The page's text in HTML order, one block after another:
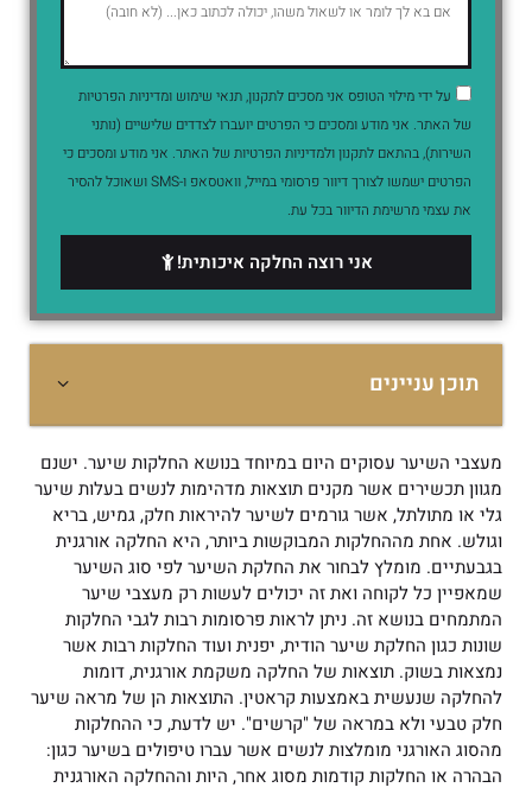
על ידי מילוי הטופס אני מסכים לתקנון, תנאי שימוש ומדיניות הפרטיות
של האתר. אני מודע ומסכים כי הפרטים יועברו לצדדים שלישיים (נותני
השירות), בהתאם לתקנון ולמדיניות הפרטיות של האתר. אני מודע ומסכים כי
הפרטים ישמשו לצורך דיוור פרסומי במייל, וואטסאפ ו-SMS ושאוכל להסיר
את עצמי מרשימת הדיוור בכל עת.
אני רוצה החלקה איכותית!
תוכן עניינים
מעצבי השיער עסוקים היום במיוחד בנושא החלקות שיער. ישנם
מגוון תכשירים אשר מקנים תוצאות מדהימות לנשים בעלות שיער
גלי או מתולתל, אשר גורמים לשיער להיראות חלק, גמיש, בריא
וגולש. אחת מההחלקות המבוקשות ביותר, היא החלקה אורגנית
בגבעתיים. מומלץ לבחור את החלקת השיער לפי סוג השיער
שמאפיין כל לקוחה ואת זה יכולים לעשות רק מעצבי שיער
המתמחים בנושא זה. ניתן לראות פרסומות רבות לגבי החלקות
שונות כגון החלקת שיער הודית, יפנית ועוד החלקות רבות אשר
נמצאות בשוק. תוצאות של החלקה משקמת אורגנית, דומות
להחלקה שנעשית באמצעות קראטין. התוצאות הן של מראה שיער
חלק טבעי ולא במראה של "קרשים". יש לדעת, כי ההחלקות
מהסוג האורגני מומלצות לנשים אשר עברו טיפולים בשיער כגון:
הבהרה או החלקות קודמות מסוג אחר, היות וההחלקה האורגנית